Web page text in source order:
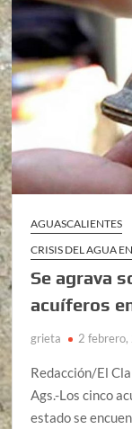
AGUASCALIENTES
CRISIS DEL AGUA
Se agrava
acuíferos
grieta 2
Redacción/El
Ags.-Los cinco
estado se